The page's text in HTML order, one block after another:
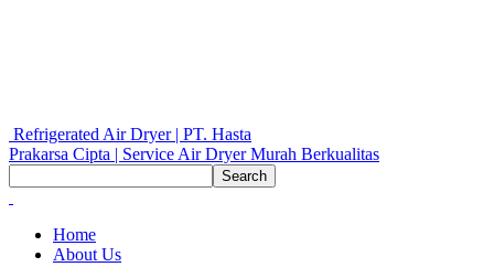
Refrigerated Air Dryer | PT. Hasta
Prakarsa Cipta | Service Air Dryer Murah Berkualitas
Home
About Us